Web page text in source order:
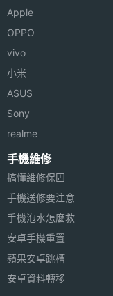
享器可隨時隨地輕
ViewSonic
地方便讀取大量資
內建 RJ-45、3 組
美整合所有影音設
使用者同時兼具商
活上的使用需求。
ViewSonic
◎ 10.1 吋 LED 電
連接與應用
藍牙版
本
具
進階功
能
機身長
度
Apple
OPPO
vivo
小米
ASUS
Sony
realme
手機維修
搞懂維修保固
手機送修要注意
手機泡水怎麼救
安卓手機重置
蘋果安卓跳槽
安卓資料轉移